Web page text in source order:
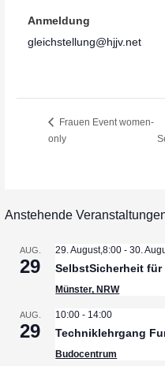
Anmeldung
gleichstellung@hjjv.net
Frauen Event women-
only
Anstehende
AUG.
29
29. August,8:00 -30.
SelbstSicherheit
Münster, NRW
AUG.
29
10:00 - 14:00
Techniklehrgang
Budocentrum